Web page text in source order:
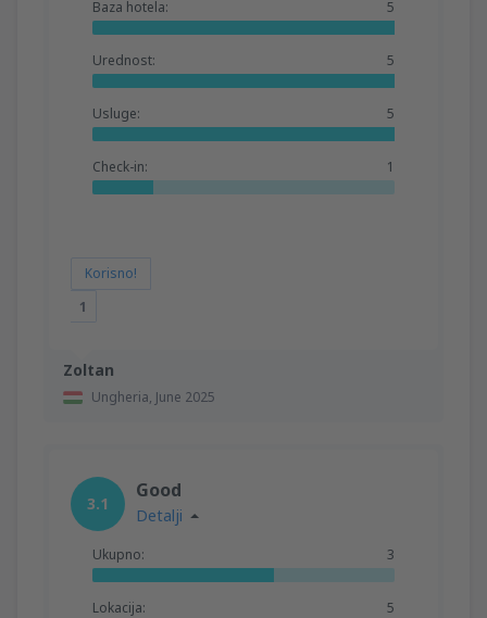
Zoltan
Ungheria, June 2025
Baza hotela: 5
Urednost: 5
Usluge: 5
Check-in: 1
Korisno!
1
3.1
Good
Detalji
Ukupno: 3
Lokacija: 5